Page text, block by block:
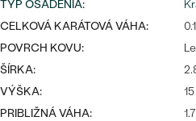
MINIMALISTICKÉ
PODĽA PRÍLEŽITOSTI
PODĽA FARBY
TYP OSADENIA:
CELKOVÁ KARÁTOVÁ VÁHA:
POVRCH KOVU:
ŠÍRKA:
VÝŠKA:
PRIBLIŽNÁ VÁHA: